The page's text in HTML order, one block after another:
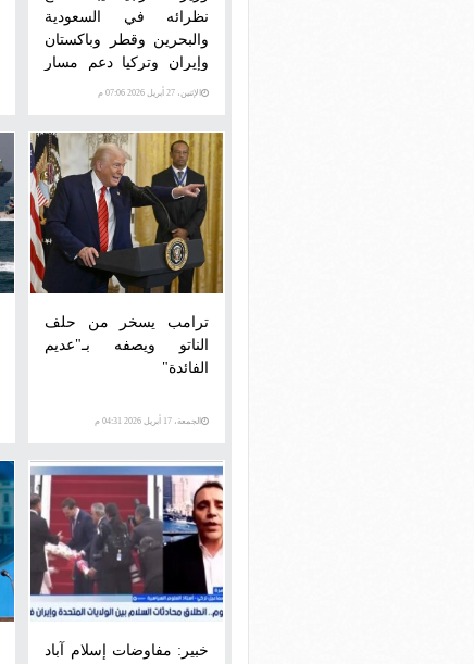
نظرائه في السعودية
والبحرين وقطر وباكستان
وإيران وتركيا دعم مسار
المفاوضات
الإثنين، 27 أبريل 2026 07:06 م
ترامب يسخر من حلف
الناتو ويصفه بـ"عديم
الفائدة"
الجمعة، 17 أبريل 2026 04:31 م
خبير: مفاوضات إسلام آباد